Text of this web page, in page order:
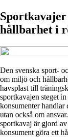
hållbarhet i
Den svenska sport-
om miljö och
havsplast till
sportkavajen steget
konsumenter handlar
utan också om
sportkavaj är gjord
konsument göra ett